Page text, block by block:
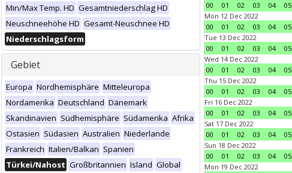
Min/Max Temp. HD Gesamtniederschlag HD
Neuschneehöhe HD Gesamt-Neuschnee HD
Niederschlagsform
Gebiet
Europa Nordhemisphäre Mitteleuropa
Nordamerika Deutschland Dänemark
Skandinavien Südhemisphäre Südamerika Afrika
Ostasien Südasien Australien Niederlande
Frankreich Italien/Balkan Spanien
Türkei/Nahost Großbritannien Island Global
00
01 02 03 04 05
Mon 12 Dec 2022
00
01 02 03 04 05
Tue 13 Dec 2022
00
01 02 03 04 05
Wed 14 Dec 2022
00
01 02 03 04 05
Thu 15 Dec 2022
00
01 02 03 04 05
Fri 16 Dec 2022
00
01 02 03 04 05
Sat 17 Dec 2022
00
01 02 03 04 05
Sun 18 Dec 2022
00
01 02 03 04 05
Mon 19 Dec 2022